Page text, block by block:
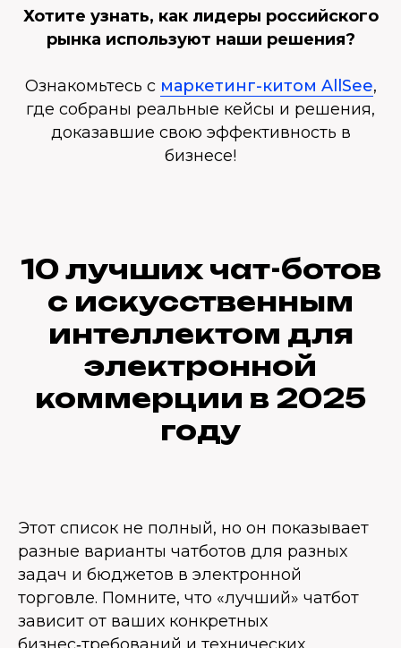
Хотите узнать, как лидеры российского
рынка используют наши решения?
Ознакомьтесь с маркетинг-китом AllSee,
где собраны реальные кейсы и решения,
доказавшие свою эффективность в
бизнесе!
10 лучших чат-ботов
с искусственным
интеллектом для
электронной
коммерции в 2025
году
Этот список не полный, но он показывает
разные варианты чатботов для разных
задач и бюджетов в электронной
торговле. Помните, что «лучший» чатбот
зависит от ваших конкретных